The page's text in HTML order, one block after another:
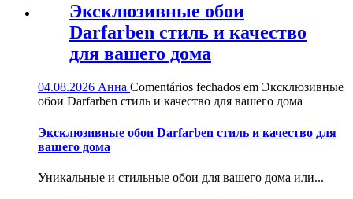
Эксклюзивные обои
Darfarben стиль и качество
для вашего дома
04.08.2026 Анна Comentários fechados em Эксклюзивные
обои Darfarben стиль и качество для вашего дома
Эксклюзивные обои Darfarben стиль и качество для
вашего дома
Уникальные и стильные обои для вашего дома или...